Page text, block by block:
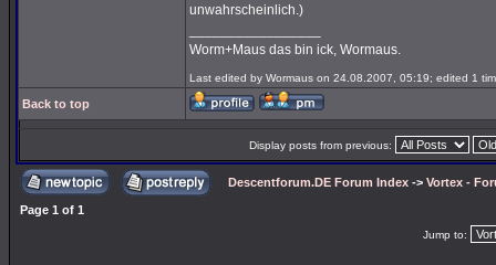
unwahrscheinlich.)
Worm+Maus das bin ick, Wormaus.
Last edited by Wormaus on 24.08.2007, 05:19; edited 1
Back to top
Display posts from previous:
Descentforum.DE Forum Index -> Vortex -
Page 1 of 1
Jump to: